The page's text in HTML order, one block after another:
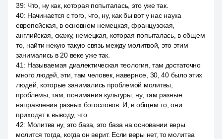
39: Что, ну как, которая попыталась, это уже так.
40: Начинается с того, что, ну, как бы вот у нас наука
европейская, в основном немецкая, французская,
английская, скажу, немецкая, которая попыталась, в общем
то, найти некую такую связь между молитвой, это этим
занимались в 20 веке уже так.
41: Называемая диалектическая теология, там достаточно
много людей, эти, там человек, наверное, 30, 40 было этих
людей, которые занимались проблемой молитвы,
проблемы, там, понимания культуры, ну, там разные
направления разных богословов. И, в общем то, они
приходят к выводу, что
42: Молитва ну, это база, это база на основании веры
молится тогда, когда он верит. Если веры нет, то молитва